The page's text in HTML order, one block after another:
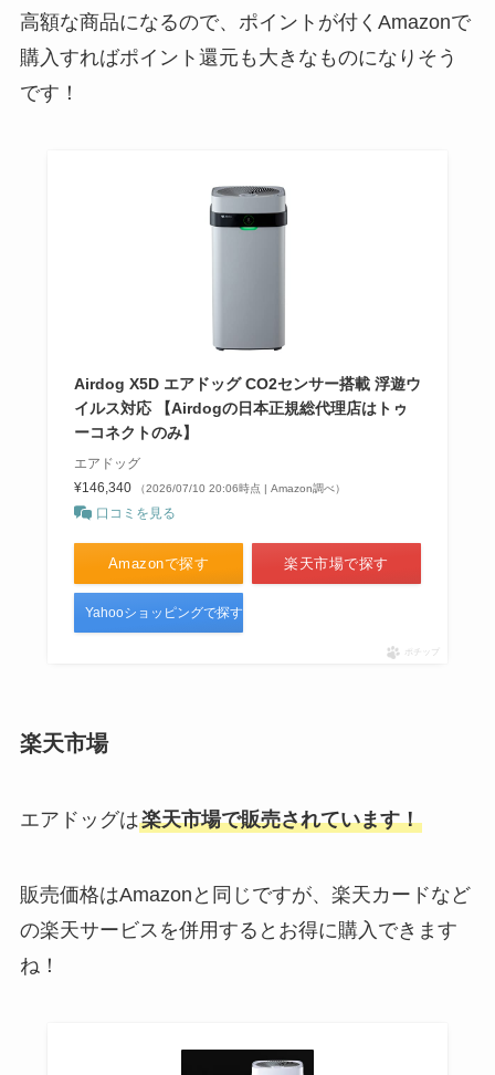
高額な商品になるので、ポイントが付くAmazonで
購入すればポイント還元も大きなものになりそう
です！
Airdog X5D エアドッグ CO2センサー搭載 浮遊ウ
イルス対応 【Airdogの日本正規総代理店はトゥ
ーコネクトのみ】
エアドッグ
¥146,340
（2026/07/10 20:06時点 | Amazon調べ）
口コミを見る
Amazonで探す 楽天市場で探す
Yahooショッピングで探す
ポチップ
楽天市場
エアドッグは楽天市場で販売されています！
販売価格はAmazonと同じですが、楽天カードなど
の楽天サービスを併用するとお得に購入できます
ね！